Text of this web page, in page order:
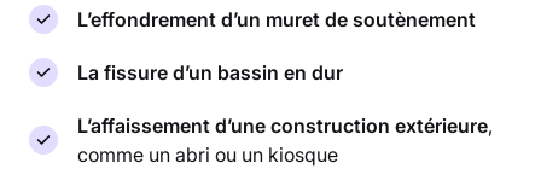
L’effondrement d’un muret de soutènement
La fissure d’un bassin en dur
L’affaissement d’une construction extérieure,
comme un abri ou un kiosque